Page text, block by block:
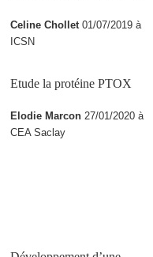
Celine Chollet01/07/2019 à
ICSN
Etude la protéine PTOX
Elodie Marcon 27/01/2020 à
CEA Saclay